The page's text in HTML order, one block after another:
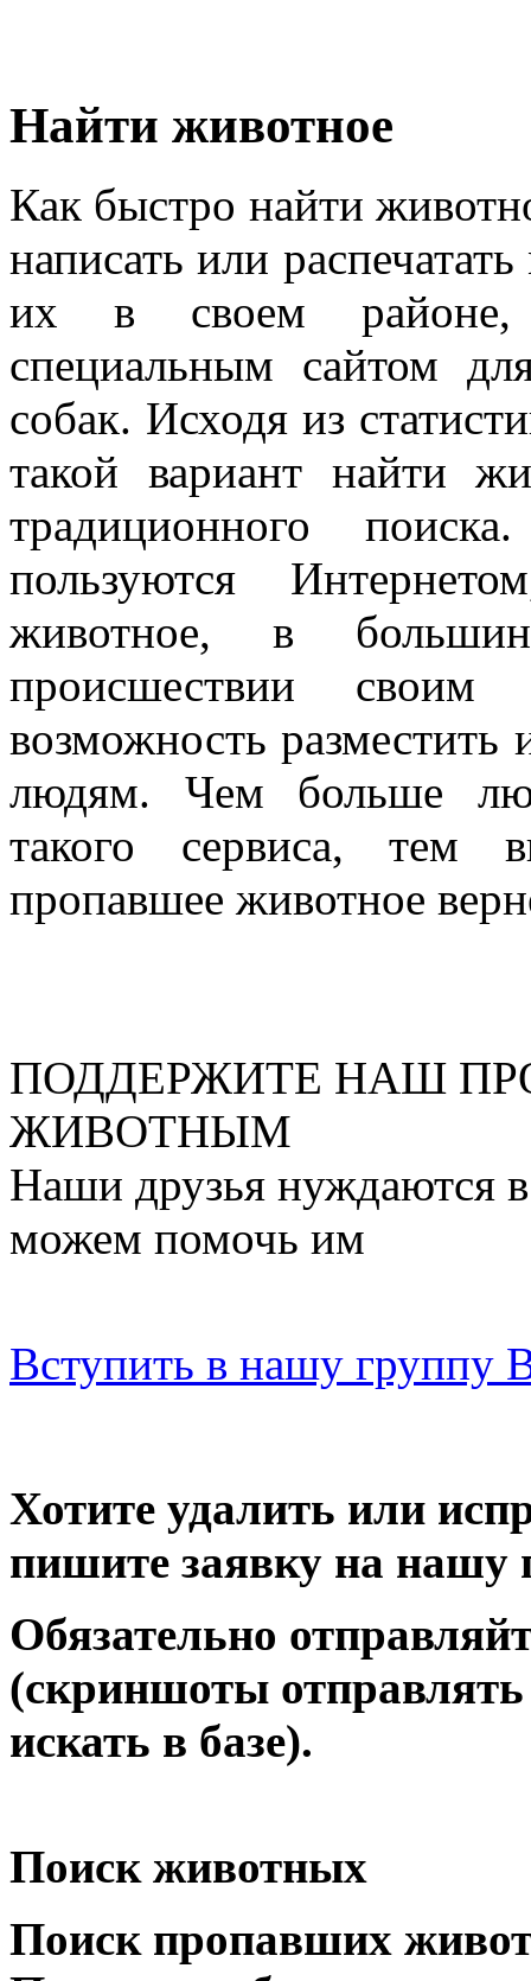
Найти животное
Как быстро найти
написать или
их в своем районе,
специальным сайтом
собак. Исходя из
такой вариант найти
традиционного
пользуются
животное, в
происшествии
возможность
людям. Чем больше
такого сервиса, тем
пропавшее животное
ПОДДЕРЖИТЕ НАШ
ЖИВОТНЫМ
Наши друзья нуждаются
можем помочь им
Вступить в нашу группу
Хотите удалить или
пишите заявку на нашу
Обязательно
(скриншоты
искать в базе).
Поиск животных
Поиск пропавших